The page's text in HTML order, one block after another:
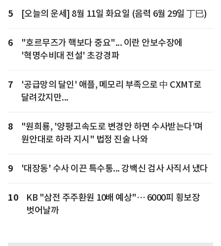
5 [오늘의 운세] 8월 11일 화요일 (음력 6월 29일 丁巳)
6
"호르무즈가 핵보다 중요"... 이란 안보수장에
'혁명수비대 전설' 초강경파
7
'공급망의 달인' 애플, 메모리 부족으로 中 CXMT로
달려갔지만...
8
"원희룡, '양평고속도로 변경안 하면 수사받는다'며
원안대로 하라 지시" 법정 진술 나와
9 '대장동' 수사 이끈 특수통... 강백신 검사 사직서 냈다
10
KB "삼전 주주환원 10배 예상"… 6000피 횡보장
벗어날까